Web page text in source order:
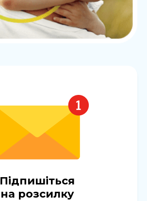
Підпишіться
на розсилку